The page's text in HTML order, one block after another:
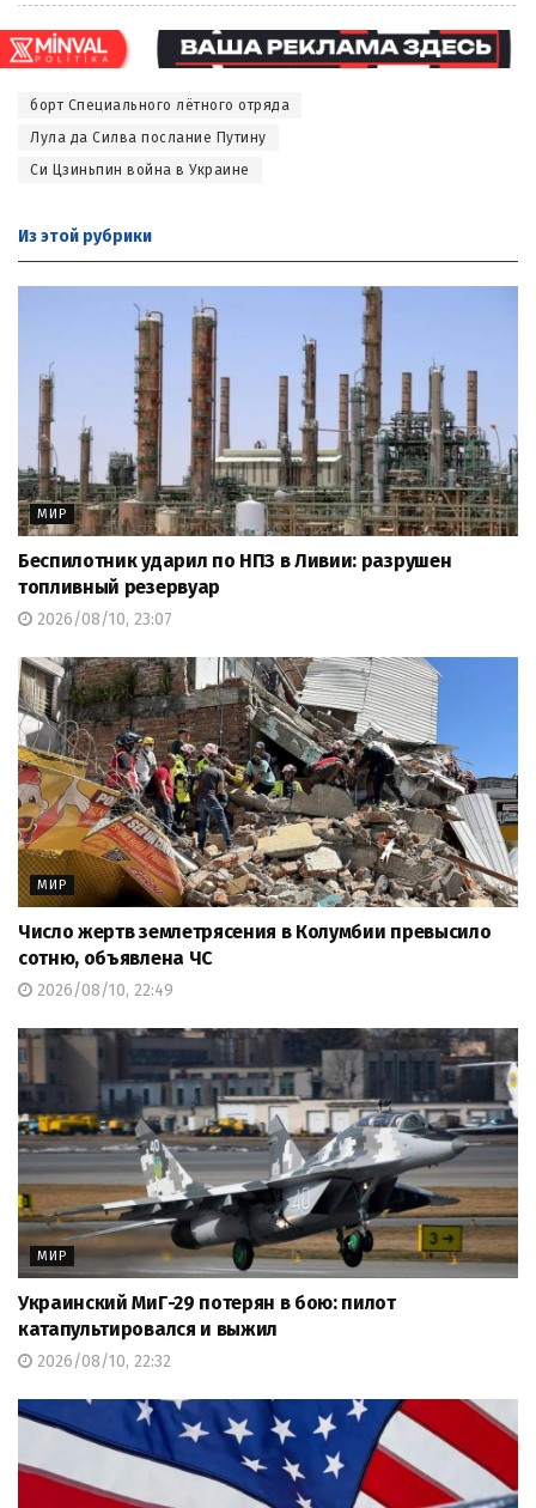
борт Специального лётного отряда
Лула да Силва послание Путину
Си Цзиньпин война в Украине
Из этой рубрики
МИР
Беспилотник ударил по НПЗ в Ливии: разрушен
топливный резервуар
2026/08/10, 23:07
МИР
Число жертв землетрясения в Колумбии превысило
сотню, объявлена ЧС
2026/08/10, 22:49
МИР
Украинский МиГ-29 потерян в бою: пилот
катапультировался и выжил
2026/08/10, 22:32